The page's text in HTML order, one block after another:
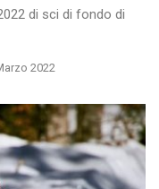
di sci di fondo di
2022